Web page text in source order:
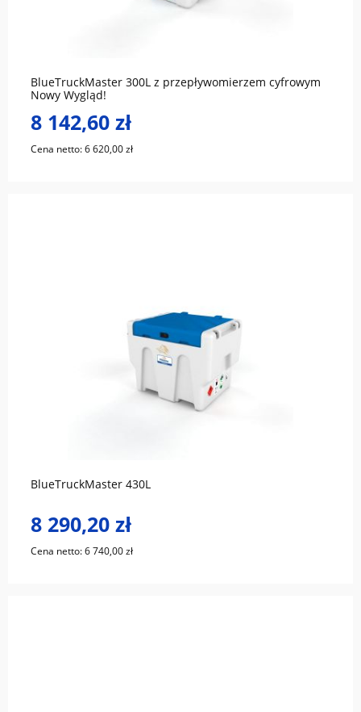
BlueTruckMaster 300L z przepływomierzem cyfrowym
Nowy Wygląd!
8 142,60 zł
Cena netto:6 620,00 zł
do koszyka
BlueTruckMaster 430L
8 290,20 zł
Cena netto:6 740,00 zł
do koszyka